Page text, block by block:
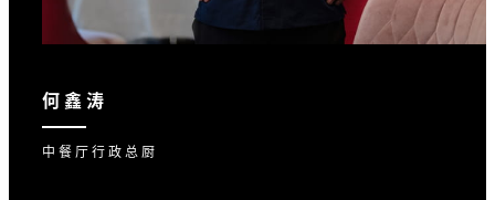
何鑫涛
中餐厅行政总厨